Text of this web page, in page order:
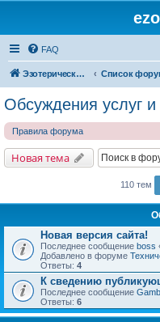
FAQ
Эзотерический сайт Список
Обсуждения услуг
Правила форума
Новая тема
110 тем
Новая версия сайта!
Последнее сообщение boss
Добавлено в форуме
Ответы: 4
К сведению
Последнее сообщение
Ответы: 6